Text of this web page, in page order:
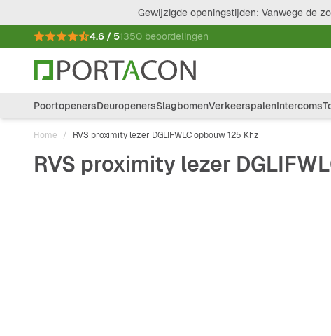
Gewijzigde openingstijden: Vanwege de
4.6 / 51350 beoordelingen
PoortopenersDeuropenersSlagbomenVerkeerspalenIntercoms
Home / RVS proximity lezer DGLIFWLC opbouw 125 Khz
RVS proximity lezer